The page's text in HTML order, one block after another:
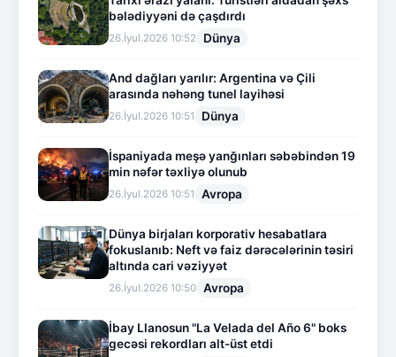
bələdiyyəni də çaşdırdı
26.İyul.2026 10:52 Dünya
And dağları yarılır: Argentina və Çili
arasında nəhəng tunel layihəsi
26.İyul.2026 10:51 Dünya
İspaniyada meşə yanğınları səbəbindən 19
min nəfər təxliyə olunub
26.İyul.2026 10:51 Avropa
Dünya birjaları korporativ hesabatlara
fokuslanıb: Neft və faiz dərəcələrinin təsiri
altında cari vəziyyət
26.İyul.2026 10:50 Avropa
İbay Llanosun "La Velada del Año 6" boks
gecəsi rekordları alt-üst etdi